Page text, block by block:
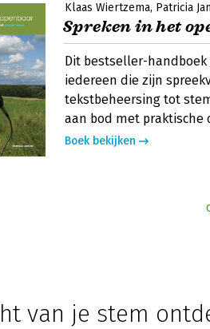
Klaas Wiertzema Patricia
Spreken in het
Dit bestseller-
iedereen die zijn
tekstbeheersing tot
aan bod met praktische
Boek bekijken
van je stem